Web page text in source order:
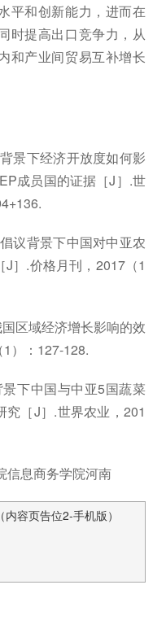
平和创新能力，进而在
时提高出口竞争力，从
和产业间贸易互补增长
景下经济开放度如何影
成员国的证据［J］.世
议背景下中国对中亚农
］.价格月刊，2017（1
区域经济增长影响的效
）：127-128.
景下中国与中亚5国蔬菜
［J］.世界农业，201
信息商务学院河南
容页告位2-手机版）